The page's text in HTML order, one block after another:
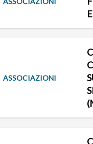
ASSOCIAZIONI